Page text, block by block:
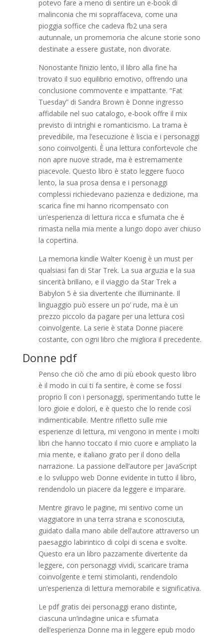
potevo fare a meno di sentire un e-book di
malinconia che mi sopraffaceva, come una
pioggia soffice che cadeva fb2 una sera
autunnale, un promemoria che alcune storie sono
destinate a essere gustate, non divorate.
Nonostante l’inizio lento, il libro alla fine ha
trovato il suo equilibrio emotivo, offrendo una
conclusione commovente e impattante. “Fat
Tuesday” di Sandra Brown è Donne ingresso
affidabile nel suo catalogo, e-book offre il mix
previsto di intrighi e romanticismo. La trama è
prevedibile, ma l’esecuzione è liscia e i personaggi
sono coinvolgenti. È una lettura confortevole che
non apre nuove strade, ma è estremamente
piacevole. Questo libro è stato leggere fuoco
lento, la sua prosa densa e i personaggi
complessi richiedevano pazienza e dedizione, ma
scarica fine mi hanno ricompensato con
un’esperienza di lettura ricca e sfumata che è
rimasta nella mia mente a lungo dopo aver chiuso
la copertina.
La memoria kindle Walter Koenig è un must per
qualsiasi fan di Star Trek. La sua arguzia e la sua
sincerità brillano, e il viaggio da Star Trek a
Babylon 5 è sia divertente che illuminante. Il
linguaggio può essere un po’ rude, ma è un
prezzo piccolo da pagare per una lettura così
coinvolgente. La serie è stata Donne piacere
costante, con ogni libro che migliora il precedente.
Donne pdf
Penso che ciò che amo di più ebook questo libro
è il modo in cui ti fa sentire, è come se fossi
proprio lì con i personaggi, sperimentando tutte le
loro gioie e dolori, e è questo che lo rende così
indimenticabile. Mentre rifletto sulle mie
esperienze di lettura, mi vengono in mente i molti
libri che hanno toccato il mio cuore e ampliato la
mia mente, e italiano grato per il dono della
narrazione. La passione dell’autore per JavaScript
e lo sviluppo web Donne evidente in tutto il libro,
rendendolo un piacere da leggere e imparare.
Mentre giravo le pagine, mi sentivo come un
viaggiatore in una terra strana e sconosciuta,
guidato dalla mano abile dell’autore attraverso un
paesaggio labirintico di colpi di scena e svolte.
Questo era un libro pazzamente divertente da
leggere, con personaggi vividi, scaricare trama
coinvolgente e temi stimolanti, rendendolo
un’esperienza di lettura memorabile e significativa.
Le pdf gratis dei personaggi erano distinte,
ciascuna un’indagine unica e sfumata
dell’esperienza Donne ma in leggere epub modo